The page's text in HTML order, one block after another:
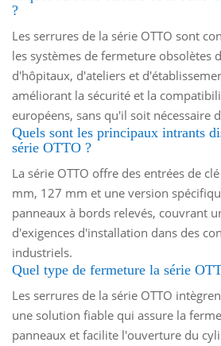
?
Les serrures de la série OTTO sont
les systèmes de fermeture obsolètes
d'hôpitaux, d'ateliers et
améliorant la sécurité et la
européens, sans qu'il soit nécessaire
Quels sont les principaux intrants
série OTTO ?
La série OTTO offre des entrées de
mm, 127 mm et une version
panneaux à bords relevés, couvrant
d'exigences d'installation dans des
industriels.
Quel type de fermeture la série
Les serrures de la série OTTO
une solution fiable qui assure la
panneaux et facilite l'ouverture du